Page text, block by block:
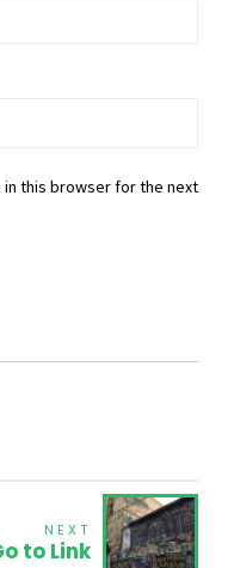
in this browser for the next
NEXT
to Link